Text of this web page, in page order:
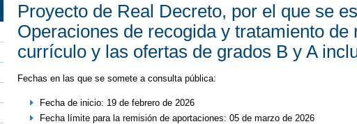
Proyecto de Real Decreto, por el que se
Operaciones de recogida y tratamiento
currículo y las ofertas de grados B y A
Fechas en las que se somete a consulta pública:
Fecha de inicio: 19 de febrero de 2026
Fecha límite para la remisión de aportaciones: 05 de marzo de 2026